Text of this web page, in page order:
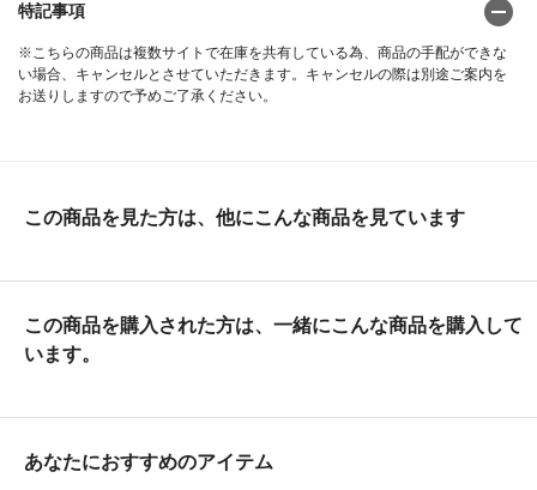
特記事項
※こちらの商品は複数サイトで在庫を共有している為、商品の手配ができな
い場合、キャンセルとさせていただきます。キャンセルの際は別途ご案内を
お送りしますので予めご了承ください。
この商品を見た方は、他にこんな商品を見ています
この商品を購入された方は、一緒にこんな商品を購入して
います。
あなたにおすすめのアイテム